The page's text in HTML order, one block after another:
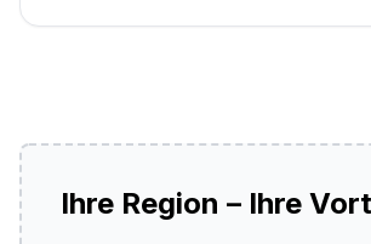
Ihre Region – Ihre